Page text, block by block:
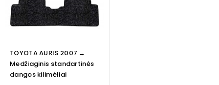
TOYOTA AURIS 2007 →
Medžiaginis standartinės
dangos kilimėliai